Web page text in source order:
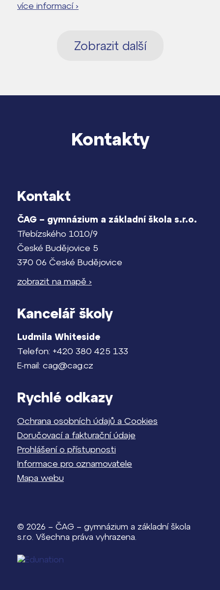
více informací ›
Zobrazit další
Kontakty
Kontakt
ČAG – gymnázium a základní škola s.r.o.
Třebízského 1010/9
České Budějovice 5
370 06 České Budějovice
zobrazit na mapě ›
Kancelář školy
Ludmila Whiteside
Telefon: +420 380 425 133
E-mail: cag@cag.cz
Rychlé odkazy
Ochrana osobních údajů a Cookies
Doručovací a fakturační údaje
Prohlášení o přístupnosti
Informace pro oznamovatele
Mapa webu
© 2026 – ČAG – gymnázium a základní škola
s.r.o. Všechna práva vyhrazena.